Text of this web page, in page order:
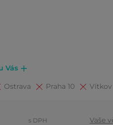
Vás
Ostrava Praha 10 Vítkov
s DPH Vaše